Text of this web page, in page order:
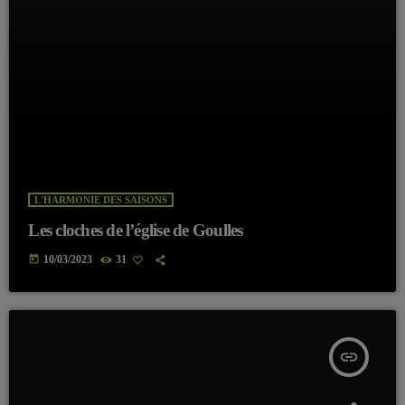
L'HARMONIE DES SAISONS
Les cloches de l’église de Goulles
today 10/03/2023 31
insert_link